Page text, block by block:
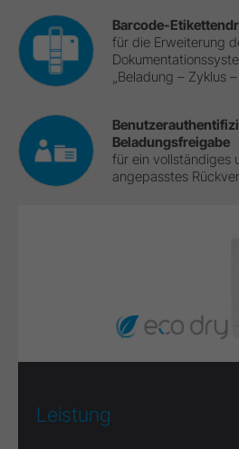
Barcode-
für die Erweiterung
„Beladung – Zyklus
Beladungsfreigabe
für ein vollständiges
angepasstes
Leistung